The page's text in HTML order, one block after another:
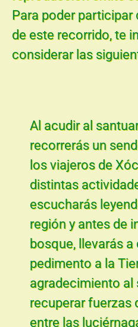
Para poder participar
de este recorrido, te
considerar las
Al acudir al
recorrerás un
los viajeros de
distintas
escucharás
región y antes de
bosque, llevarás
pedimento a la
agradecimiento al
recuperar fuerzas
entre las